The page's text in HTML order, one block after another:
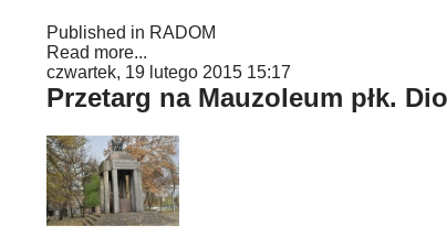
Published in RADOM
Read more...
czwartek, 19 lutego 2015 15:17
Przetarg na Mauzoleum płk.